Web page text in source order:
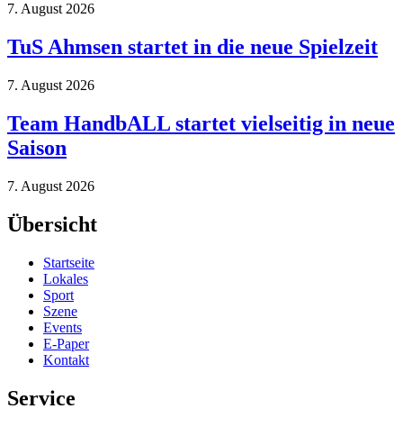
7. August 2026
TuS Ahmsen startet in die neue Spielzeit
7. August 2026
Team HandbALL startet vielseitig in neue
Saison
7. August 2026
Übersicht
Startseite
Lokales
Sport
Szene
Events
E-Paper
Kontakt
Service